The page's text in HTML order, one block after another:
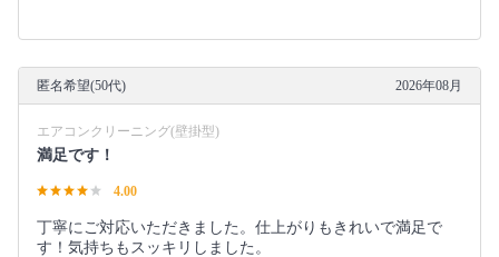
匿名希望(50代) 2026年08月
エアコンクリーニング(壁掛型)
満足です！
4.00
丁寧にご対応いただきました。仕上がりもきれいで満足で
す！気持ちもスッキリしました。